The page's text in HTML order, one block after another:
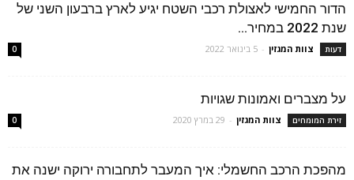
הדור החמישי לאצולת רכבי השטח יגיע לארץ ברבעון השני של
שנת 2022 במחיר...
דעות צוות המגזין - 5 בינואר 2022 0
על מצברים ואמונות שגויות
זירת המומחים צוות המגזין - 29 במרץ 2020 0
מהפכת הרכב החשמלי: איך המעבר לתחבורה ירוקה ישנה את